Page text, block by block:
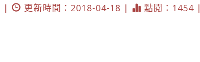
|
更新時間：2018-04-18 | 點閱：1454 |